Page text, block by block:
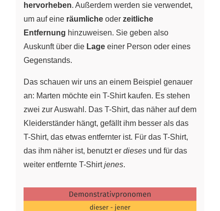
hervorheben. Außerdem werden sie verwendet,
um auf eine räumliche oder zeitliche
Entfernung hinzuweisen. Sie geben also
Auskunft über die Lage einer Person oder eines
Gegenstands.
Das schauen wir uns an einem Beispiel genauer
an: Marten möchte ein T-Shirt kaufen. Es stehen
zwei zur Auswahl. Das T-Shirt, das näher auf dem
Kleiderständer hängt, gefällt ihm besser als das
T-Shirt, das etwas entfernter ist. Für das T-Shirt,
das ihm näher ist, benutzt er dieses und für das
weiter entfernte T-Shirtjenes.